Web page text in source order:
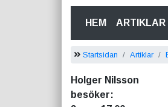
HEM(CURRENT)
ARTIKLAR
Startsidan Artiklar
Holger Nilsson
besöker: